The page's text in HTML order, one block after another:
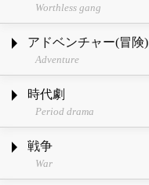
Worthless gang
アドベンチャー(冒険)
Adventure
時代劇
Period drama
戦争
War